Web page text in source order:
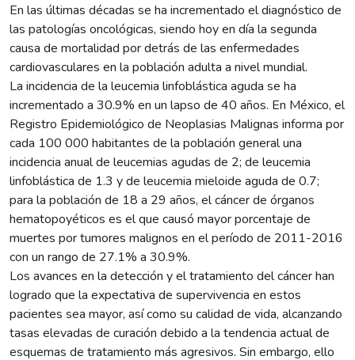
En las últimas décadas se ha incrementado el diagnóstico de
las patologías oncológicas, siendo hoy en día la segunda
causa de mortalidad por detrás de las enfermedades
cardiovasculares en la población adulta a nivel mundial.
La incidencia de la leucemia linfoblástica aguda se ha
incrementado a 30.9% en un lapso de 40 años. En México, el
Registro Epidemiológico de Neoplasias Malignas informa por
cada 100 000 habitantes de la población general una
incidencia anual de leucemias agudas de 2; de leucemia
linfoblástica de 1.3 y de leucemia mieloide aguda de 0.7;
para la población de 18 a 29 años, el cáncer de órganos
hematopoyéticos es el que causó mayor porcentaje de
muertes por tumores malignos en el período de 2011-2016
con un rango de 27.1% a 30.9%.
Los avances en la detección y el tratamiento del cáncer han
logrado que la expectativa de supervivencia en estos
pacientes sea mayor, así como su calidad de vida, alcanzando
tasas elevadas de curación debido a la tendencia actual de
esquemas de tratamiento más agresivos. Sin embargo, ello